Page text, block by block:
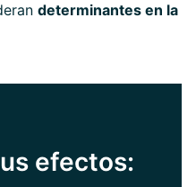
determinantes en la
efectos: